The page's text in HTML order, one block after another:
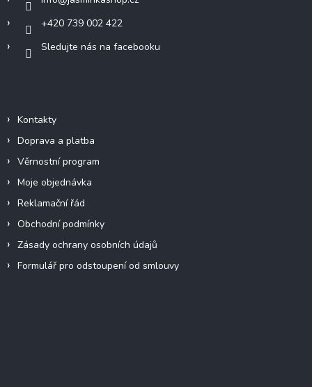
+420 739 002 422
Sledujte nás na facebooku
Kontakty
Doprava a platba
Věrnostní program
Moje objednávka
Reklamační řád
Obchodní podmínky
Zásady ochrany osobních údajů
Formulář pro odstoupení od smlouvy